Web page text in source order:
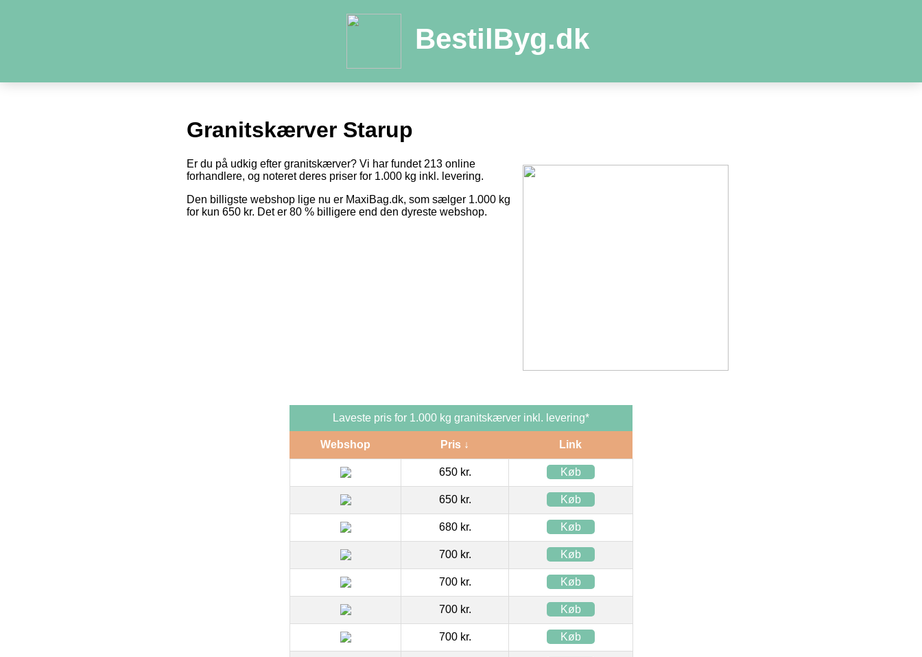
BestilByg.dk
Granitskærver Starup
Er du på udkig efter granitskærver? Vi har fundet 213 online
forhandlere, og noteret deres priser for 1.000 kg inkl. levering.
Den billigste webshop lige nu er MaxiBag.dk, som sælger 1.000 kg
for kun 650 kr. Det er 80 % billigere end den dyreste webshop.
Laveste pris for 1.000 kg granitskærver inkl. levering*
Webshop Pris ↓ Link
650 kr. Køb
650 kr. Køb
680 kr. Køb
700 kr. Køb
700 kr. Køb
700 kr. Køb
700 kr. Køb